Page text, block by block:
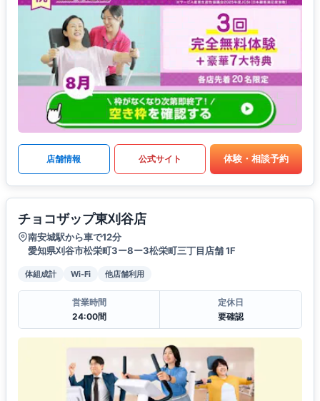
店舗情報 公式サイト 体験・相談予約
チョコザップ東刈谷店
南安城駅から車で12分
愛知県刈谷市松栄町3ー8ー3松栄町三丁目店舗 1F
体組成計 Wi-Fi 他店舗利用
営業時間
24:00間
定休日
要確認